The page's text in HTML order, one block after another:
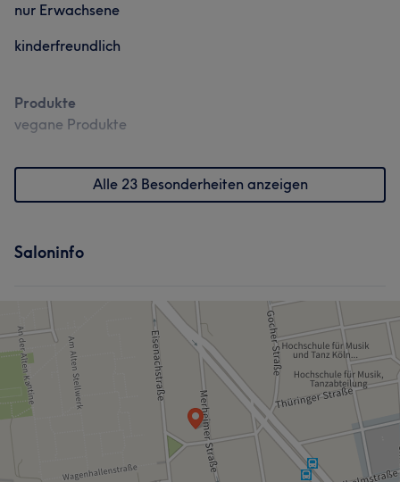
nur Erwachsene
kinderfreundlich
Produkte
vegane Produkte
Alle 23 Besonderheiten anzeigen
Saloninfo